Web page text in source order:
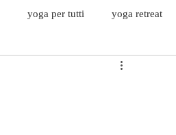
yoga per tutti yoga retreat